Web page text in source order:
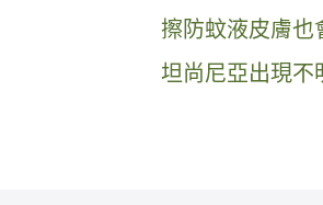
擦防蚊液皮膚也
坦尚尼亞出現不